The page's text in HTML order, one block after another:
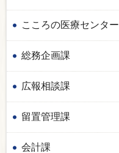
こころの医療センター
総務企画課
広報相談課
留置管理課
会計課